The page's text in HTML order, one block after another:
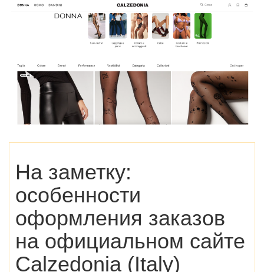
На заметку:
особенности
оформления заказов
на официальном сайте
Calzedonia (Italy)